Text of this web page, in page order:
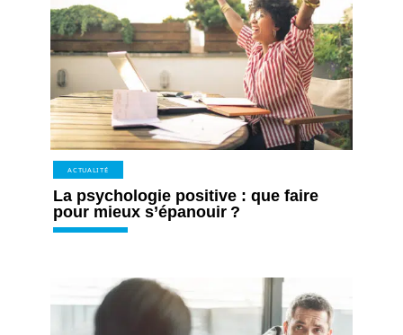
ACTUALITÉ
La psychologie positive : que faire
pour mieux s’épanouir ?